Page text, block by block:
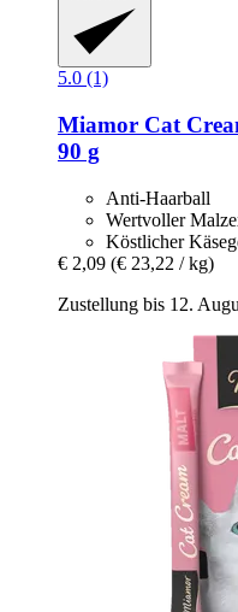
5.0 (1)
Miamor Cat
90 g
Anti-Haarball
Wertvoller
Köstlicher
€ 2,09 (€ 23,22 / kg)
Zustellung bis 12.